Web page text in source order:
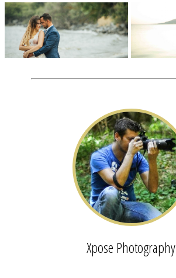
Xpose Photography